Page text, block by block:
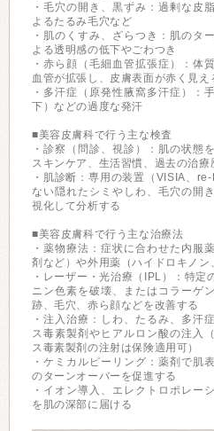
・毛穴の開き、黒ずみ：過剰な皮
よるたるみ毛穴など
・肌のくすみ、ざらつき：肌のタ
よる透明感の低下やごわつき
・赤ら顔（毛細血管拡張症）：体
血管が拡張し、皮膚表面が赤く見え
・多汗症（原発性腋窩多汗症）：
下）などの過度な発汗
■美容皮膚科で行う主な検査
・診察（問診、視診）：肌の状態
スキンケア、生活習慣、過去の治療
・肌診断：専用の装置（VISIA、
ない隠れたシミやしわ、毛穴の開
視化して分析する
■美容皮膚科で行う主な治療法
・薬物療法：症状に合わせた内服
剤など）や外用薬（ハイドロキノ
・レーザー・光治療（IPL）：特定
ニン色素を破壊、またはコラーゲ
跡、毛穴、赤ら顔などを改善する
・注入治療：しわ、たるみ、多汗
ス毒素製剤やヒアルロン酸の注入
ス毒素製剤の注射は保険適用可）
・ケミカルピーリング：薬剤で肌
のターンオーバーを促進する
・イオン導入、エレクトロポレー
を肌の深部に届ける